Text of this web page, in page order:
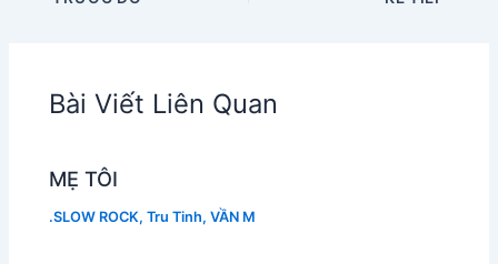
Bài Viết Liên Quan
MẸ TÔI
.SLOW ROCK,Tru Tinh,VẦN M